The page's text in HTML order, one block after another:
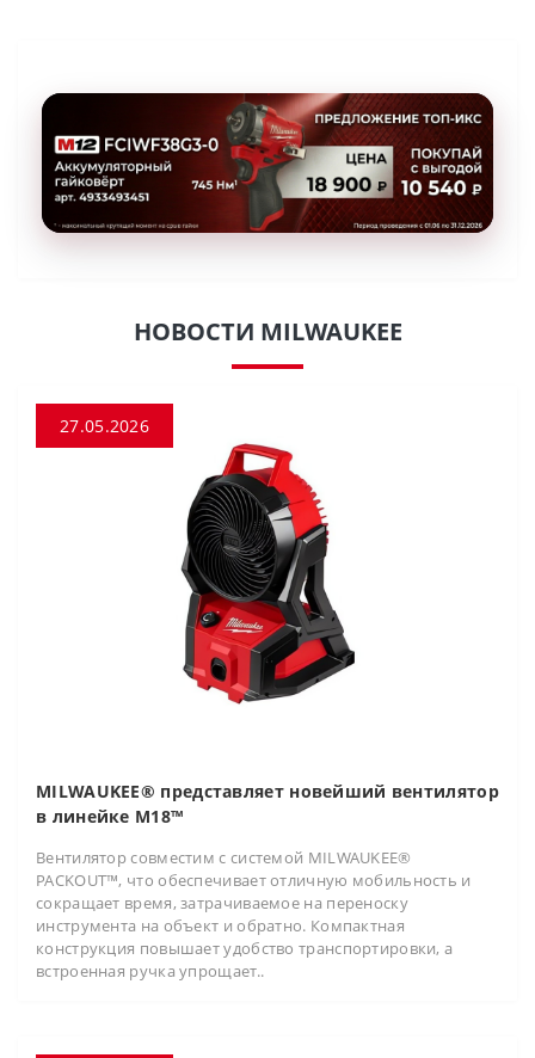
НОВОСТИ MILWAUKEE
27.05.2026
MILWAUKEE® представляет новейший вентилятор
в линейке M18™
Вентилятор совместим с системой MILWAUKEE®
PACKOUT™, что обеспечивает отличную мобильность и
сокращает время, затрачиваемое на переноску
инструмента на объект и обратно. Компактная
конструкция повышает удобство транспортировки, а
встроенная ручка упрощает..